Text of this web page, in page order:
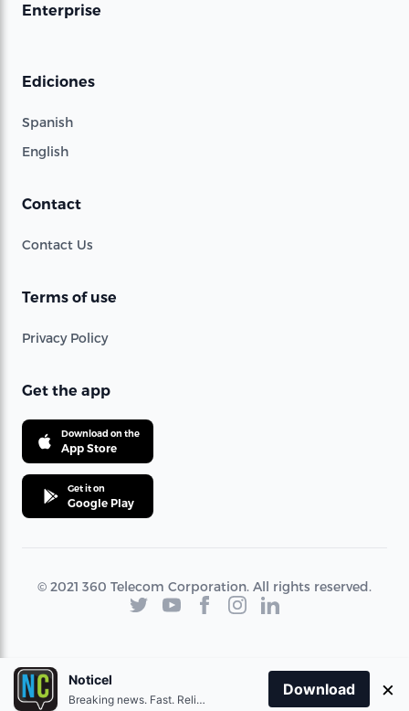
Enterprise
Ediciones
Spanish
English
Contact
Contact Us
Terms of use
Privacy Policy
Get the app
Download on the
App Store
Get it on
Google Play
© 2021 360 Telecom Corporation. All rights reserved.
Noticel
Breaking news. Fast. Reliable.
Download ×